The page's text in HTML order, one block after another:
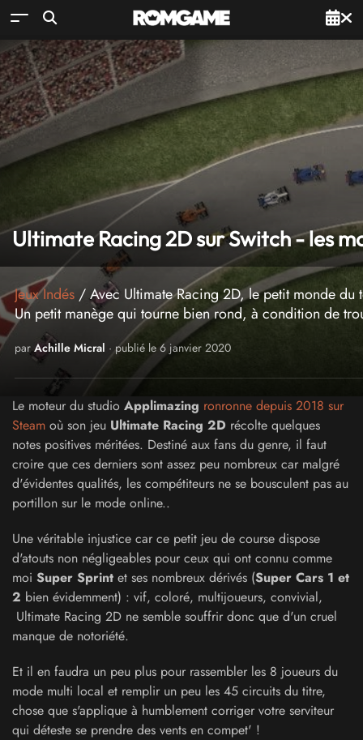
Ultimate Racing 2D sur Switch - les
Jeux Indés / Avec Ultimate Racing 2D, le petit monde
Un petit manège qui tourne bien rond, à condition de
parAchille Micral · publié le 6 janvier 2020
Le moteur du studio Applimazing ronronne depuis 2018 sur
Steam où son jeu Ultimate Racing 2D récolte quelques
notes positives méritées. Destiné aux fans du genre, il faut
croire que ces derniers sont assez peu nombreux car malgré
d'évidentes qualités, les compétiteurs ne se bousculent pas au
portillon sur le mode online..
Une véritable injustice car ce petit jeu de course dispose
d'atouts non négligeables pour ceux qui ont connu comme
moi Super Sprint et ses nombreux dérivés (Super Cars 1 et
2 bien évidemment) : vif, coloré, multijoueurs, convivial,
Ultimate Racing 2D ne semble souffrir donc que d'un cruel
manque de notoriété.
Et il en faudra un peu plus pour rassembler les 8 joueurs du
mode multi local et remplir un peu les 45 circuits du titre,
chose que s'applique à humblement corriger votre serviteur
qui déteste se prendre des vents en compet' !